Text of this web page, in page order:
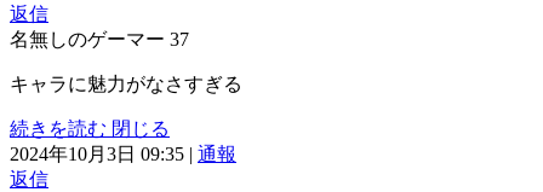
返信
名無しのゲーマー 37
キャラに魅力がなさすぎる
続きを読む 閉じる
2024年10月3日 09:35 | 通報
返信